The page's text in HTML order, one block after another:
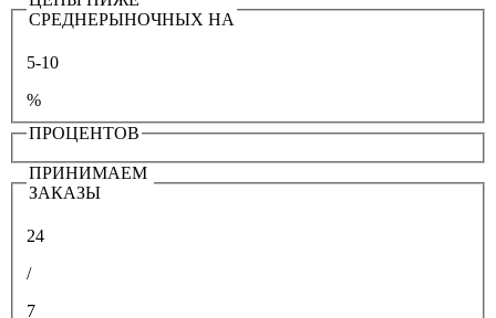
СРЕДНЕРЫНОЧНЫХ НА
5-10
%
ПРОЦЕНТОВ
ПРИНИМАЕМ
ЗАКАЗЫ
24
/
7